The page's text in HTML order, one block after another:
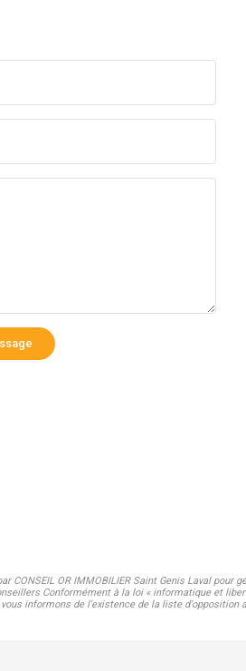
OR IMMOBILIER Saint Genis Laval
Conformément à la loi « informatique et
informons de l'existence de la liste